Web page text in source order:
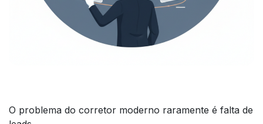
O problema do corretor moderno raramente é falta de